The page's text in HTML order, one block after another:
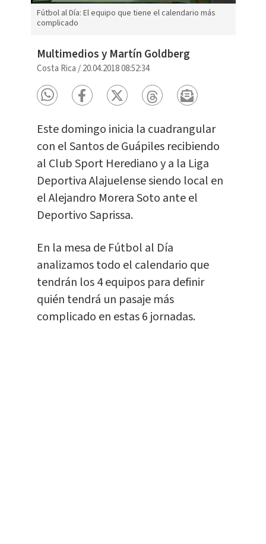
Fútbol al Día: El equipo que tiene el calendario más
complicado
Multimedios y Martín Goldberg
Costa Rica /20.04.2018 08:52:34
Este domingo inicia la cuadrangular
con el Santos de Guápiles recibiendo
al Club Sport Herediano y a la Liga
Deportiva Alajuelense siendo local en
el Alejandro Morera Soto ante el
Deportivo Saprissa.
En la mesa de Fútbol al Día
analizamos todo el calendario que
tendrán los 4 equipos para definir
quién tendrá un pasaje más
complicado en estas 6 jornadas.